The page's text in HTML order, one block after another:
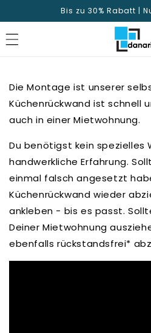
Inhalt
Bis zu 30% Rabatt |
Die Montage ist unserer
Küchenrückwand ist schnell
auch in einer Mietwohnung.
Du benötigst kein spezielles
handwerkliche Erfahrung.
einmal falsch angesetzt
Küchenrückwand wieder
ankleben - bis es passt.
Deiner Mietwohnung
ebenfalls rückstandsfrei*